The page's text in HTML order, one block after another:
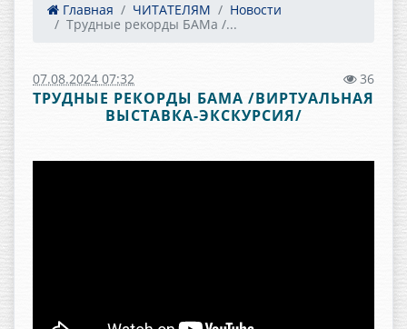
Главная ЧИТАТЕЛЯМ
Новости
Трудные рекорды БАМа /...
07.08.2024 07:32 36
ТРУДНЫЕ РЕКОРДЫ БАМА /ВИРТУАЛЬНАЯ
ВЫСТАВКА-ЭКСКУРСИЯ/